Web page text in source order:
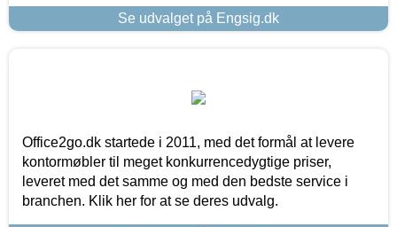
Se udvalget på Engsig.dk
Office2go.dk startede i 2011, med det formål at levere
kontormøbler til meget konkurrencedygtige priser,
leveret med det samme og med den bedste service i
branchen. Klik her for at se deres udvalg.